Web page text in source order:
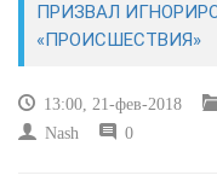
СПОРТ
ПРИЗВАЛ
«ПРОИСШЕСТВИЯ»
13:00, 21-фев-2018
Nash
0